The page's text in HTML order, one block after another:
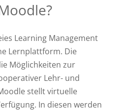
Learning Management
Lernplattform. Die
Möglichkeiten zur
Lehr- und
stellt virtuelle
In diesen werden